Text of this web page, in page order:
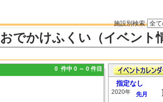
施設別検索
おでかけふくい（イベント
0 件中 0 ～ 0 件目
指定なし
2020年 先月